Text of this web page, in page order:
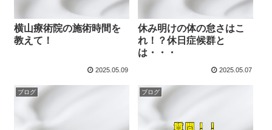
横山療術院の施術時間を
教えて！
2025.05.09
休み明けの体の怠さはこ
れ！？休日症候群と
は・・・
2025.05.07
ブログ ブログ